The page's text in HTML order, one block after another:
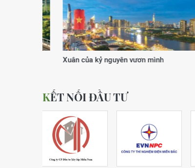
Xuân của kỷ nguyên vươn mình
KẾT NỐI ĐẦU TƯ